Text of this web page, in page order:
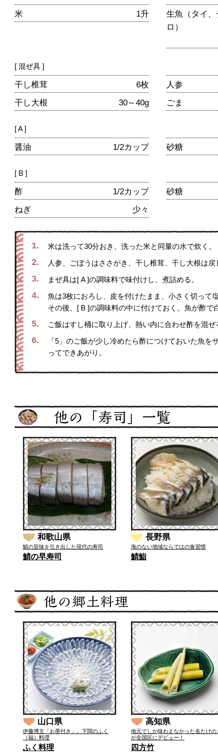
米 1升
生魚（タイ
ロ）
[ 混ぜ具 ]
干し椎茸 6枚
人参
干し大根
30～40g ごま
[ A ]
醤油 1/2カップ 砂糖
[ B ]
酢 1/2カップ
砂糖
ねぎ
少々
1. 米は洗って30分おき、洗った米と同量の水で炊く。
2. 人参、ごぼうはささがき、干し椎茸、干し大根は
3. まぜ具は[ A ]の調味料で味付けし、煮詰める。
4.
魚は3枚におろし、皮を付けたまま、小さく切って
その後、[ B ]の調味料の中に付けておく。魚が酢で
5. ご飯はすし桶に取り上げ、熱い内に合わせ酢を混
6.
「5」のご飯が少し冷めたら酢につけておいた魚
ってできあがり。
和歌山県
鯖の旨味を引き出した現代の寿司
鯖の早寿司
長野県
海のない地域ならではの食習慣
鯖鮨
山口県
伊藤博文「お墨付き」。下関のふく
（福）料理
ふく料理
高知県
地元でしか味わえなかった名たけの
が全国区にデビュー！
四方竹